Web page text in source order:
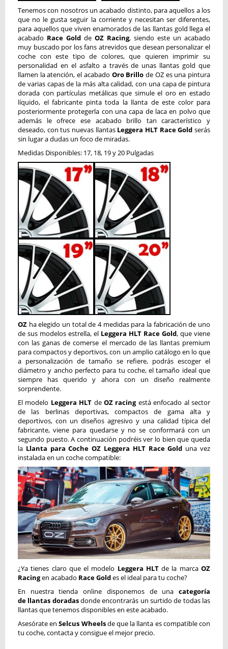
Tenemos con nosotros un acabado distinto, para aquellos a los
que no le gusta seguir la corriente y necesitan ser diferentes,
para aquellos que viven enamorados de las llantas gold llega el
acabado Race Gold de OZ Racing, siendo este un acabado
muy buscado por los fans atrevidos que desean personalizar el
coche con este tipo de colores, que quieren imprimir su
personalidad en el asfalto a través de unas llantas gold que
llamen la atención, el acabado Oro Brillo de OZ es una pintura
de varias capas de la más alta calidad, con una capa de pintura
dorada con partículas metálicas que simule el oro en estado
líquido, el fabricante pinta toda la llanta de este color para
posteriormente protegerla con una capa de laca en polvo que
además le ofrece ese acabado brillo tan característico y
deseado, con tus nuevas llantas Leggera HLT Race Gold serás
sin lugar a dudas un foco de miradas.
Medidas Disponibles: 17, 18, 19 y 20 Pulgadas
OZ ha elegido un total de 4 medidas para la fabricación de uno
de sus modelos estrella, el Leggera HLT Race Gold, que viene
con las ganas de comerse el mercado de las llantas premium
para compactos y deportivos, con un amplio catálogo en lo que
a personalización de tamaño se refiere, podrás escoger el
diámetro y ancho perfecto para tu coche, el tamaño ideal que
siempre has querido y ahora con un diseño realmente
sorprendente.
El modelo Leggera HLT deOZ racingestá enfocado al sector
de las berlinas deportivas, compactos de gama alta y
deportivos, con un diseños agresivo y una calidad típica del
fabricante, viene para quedarse y no se conformará con un
segundo puesto. A continuación podréis ver lo bien que queda
la Llanta para Coche OZ Leggera HLT Race Gold una vez
instalada en un coche compatible:
¿Ya tienes claro que el modelo Leggera HLTde la marcaOZ
Racingen acabado Race Goldes el ideal para tu coche?
En nuestra tienda online disponemos de una categoría
de llantas doradasdonde encontrarás un surtido de todas las
llantas que tenemos disponibles en este acabado.
Asesórate enSelcus Wheelsde que la llanta es compatible con
tu coche, contacta y consigue el mejor precio.